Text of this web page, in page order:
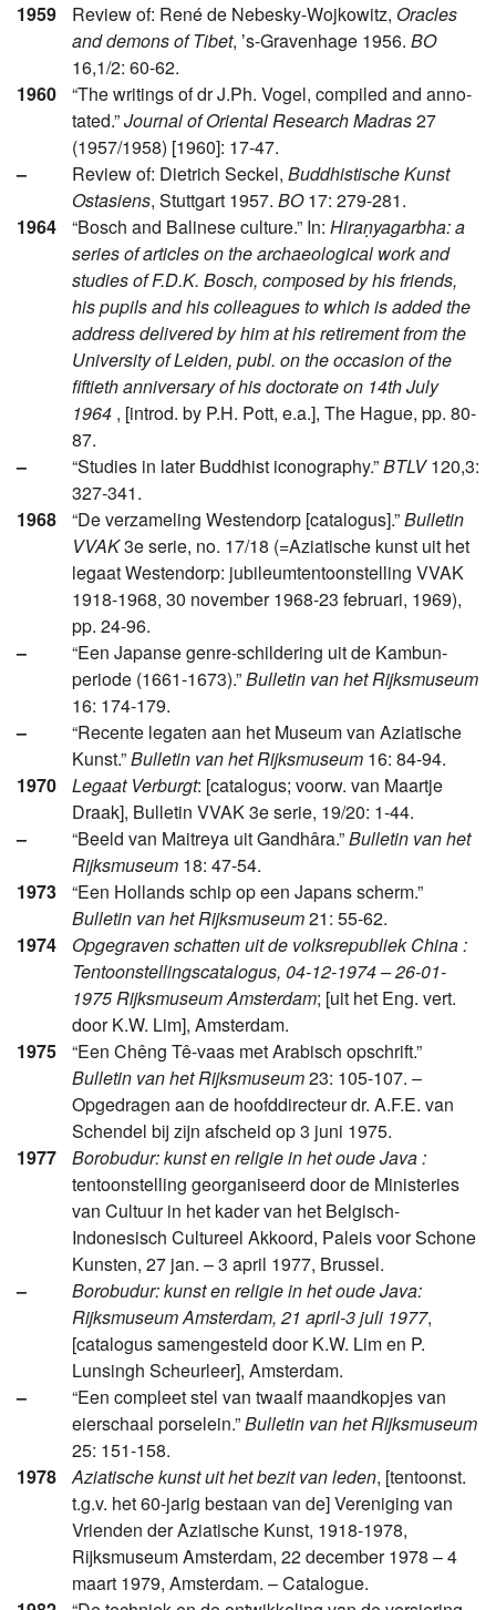
1959 Review of: René de Nebesky-Wojkowitz, Oracles
and demons of Tibet, ʼs-Gravenhage 1956. BO
16,1/2: 60-62.
1960
“The writings of dr J.Ph. Vogel, compiled and anno­
tated.”Journal of Oriental Research Madras27
(1957/1958) [1960]: 17-47.
–
Review of: Dietrich Seckel, Buddhistische Kunst
Ostasiens, Stuttgart 1957. BO17: 279-281.
1964
“Bosch and Balinese culture.” In: Hiraṇyagarbha: a
series of articles on the archaeological work and
studies of F.D.K. Bosch, composed by his friends,
his pupils and his colleagues to which is added the
address delivered by him at his retirement from the
University of Leiden, publ. on the occasion of the
fiftieth anniversary of his doctorate on 14th July
1964 , [introd. by P.H. Pott, e.a.], The Hague, pp. 80-
87.
–
“Studies in later Buddhist iconography.”BTLV120,3:
327-341.
1968
“De verzameling Westendorp [catalogus].”Bulletin
VVAK3e serie, no. 17/18 (=Aziatische kunst uit het
legaat Westendorp: jubileumtentoonstelling VVAK
1918-1968, 30 november 1968-23 februari, 1969),
pp. 24-96.
–
“Een Japanse genre-schildering uit de Kambun-
periode (1661-1673).”Bulletin van het Rijksmuseum
16: 174-179.
–
“Recente legaten aan het Museum van Aziatische
Kunst.”Bulletin van het Rijksmuseum 16: 84-94.
1970
Legaat Verburgt: [catalogus; voorw. van Maartje
Draak], Bulletin VVAK 3e serie, 19/20: 1-44.
–
“Beeld van Maitreya uit Gandhâra.”Bulletin van het
Rijksmuseum 18: 47-54.
1973
“Een Hollands schip op een Japans scherm.”
Bulletin van het Rijksmuseum21: 55-62.
1974
Opgegraven schatten uit de volksrepubliek China :
Tentoonstellingscatalogus, 04-12-1974 – 26-01-
1975 Rijksmuseum Amsterdam; [uit het Eng. vert.
door K.W. Lim], Amsterdam.
1975
“Een Chêng Tê-vaas met Arabisch opschrift.”
Bulletin van het Rijksmuseum23: 105-107. –
Opgedragen aan de hoofddirecteur dr. A.F.E. van
Schendel bij zijn afscheid op 3 juni 1975.
1977
Borobudur: kunst en religie in het oude Java :
tentoonstelling georganiseerd door de Ministeries
van Cultuur in het kader van het Belgisch-
Indonesisch Cultureel Akkoord, Paleis voor Schone
Kunsten, 27 jan. – 3 april 1977, Brussel.
–
Borobudur: kunst en religie in het oude Java:
Rijksmuseum Amsterdam, 21 april-3 juli 1977,
[catalogus samengesteld door K.W. Lim en P.
Lunsingh Scheurleer], Amsterdam.
–
“Een compleet stel van twaalf maandkopjes van
eierschaal porselein.”Bulletin van het Rijksmuseum
25: 151-158.
1978
Aziatische kunst uit het bezit van leden, [tentoonst.
t.g.v. het 60-jarig bestaan van de] Vereniging van
Vrienden der Aziatische Kunst, 1918-1978,
Rijksmuseum Amsterdam, 22 december 1978 – 4
maart 1979, Amsterdam. – Catalogue.